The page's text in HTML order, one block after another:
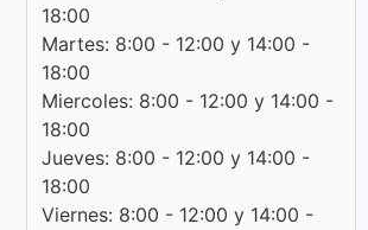
18:00
Martes: 8:00 - 12:00 y 14:00 -
18:00
Miercoles: 8:00 - 12:00 y 14:00 -
18:00
Jueves: 8:00 - 12:00 y 14:00 -
18:00
Viernes: 8:00 - 12:00 y 14:00 -